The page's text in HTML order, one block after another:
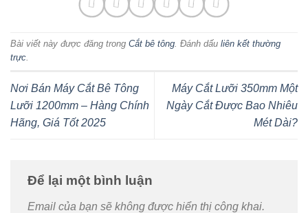
Bài viết này được đăng trong Cắt bê tông. Đánh dấu liên kết thường
trực.
Nơi Bán Máy Cắt Bê Tông
Lưỡi 1200mm – Hàng Chính
Hãng, Giá Tốt 2025
Máy Cắt Lưỡi 350mm Một
Ngày Cắt Được Bao Nhiêu
Mét Dài?
Để lại một bình luận
Email của bạn sẽ không được hiển thị công khai.